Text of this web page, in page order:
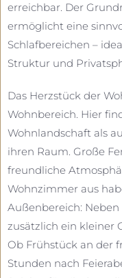
erreichbar. Der
ermöglicht eine
Schlafbereichen –
Struktur und
Das Herzstück der
Wohnbereich. Hier
Wohnlandschaft als
ihren Raum. Große
freundliche
Wohnzimmer aus
Außenbereich: Neben
zusätzlich ein kleiner
Ob Frühstück an der
Stunden nach